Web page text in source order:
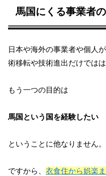
馬国にくる事業者
日本や海外の事業者や個人
術移転や技術進出だけではは
もう一つの目的は
馬国という国を経験したい
ということに他なりません。
ですから、 衣食住から娯楽